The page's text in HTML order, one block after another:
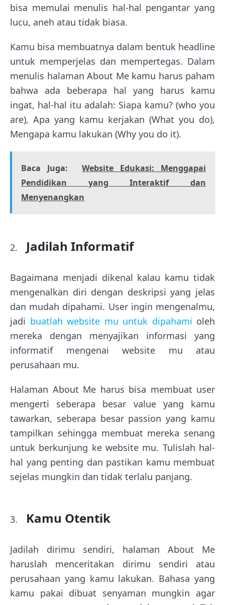
bisa memulai menulis hal-hal pengantar yang
lucu, aneh atau tidak biasa.
Kamu bisa membuatnya dalam bentuk headline
untuk memperjelas dan mempertegas. Dalam
menulis halaman About Me kamu harus paham
bahwa ada beberapa hal yang harus kamu
ingat, hal-hal itu adalah: Siapa kamu? (who you
are), Apa yang kamu kerjakan (What you do),
Mengapa kamu lakukan (Why you do it).
Baca Juga:
Website Edukasi: Menggapai
Pendidikan yang Interaktif dan
Menyenangkan
Jadilah Informatif
Bagaimana menjadi dikenal kalau kamu tidak
mengenalkan diri dengan deskripsi yang jelas
dan mudah dipahami. User ingin mengenalmu,
jadi buatlah website mu untuk dipahami oleh
mereka dengan menyajikan informasi yang
informatif mengenai website mu atau
perusahaan mu.
Halaman About Me harus bisa membuat user
mengerti seberapa besar value yang kamu
tawarkan, seberapa besar passion yang kamu
tampilkan sehingga membuat mereka senang
untuk berkunjung ke website mu. Tulislah hal-
hal yang penting dan pastikan kamu membuat
sejelas mungkin dan tidak terlalu panjang.
Kamu Otentik
Jadilah dirimu sendiri, halaman About Me
haruslah menceritakan dirimu sendiri atau
perusahaan yang kamu lakukan. Bahasa yang
kamu pakai dibuat senyaman mungkin agar